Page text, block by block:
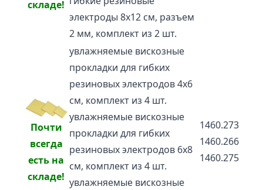
складе!
электроды 8х12 см, разъем
2 мм, комплект из 2 шт.
Почти
всегда
есть на
складе!
увлажняемые вискозные
прокладки для гибких
резиновых электродов 4х6
см, комплект из 4 шт.
увлажняемые вискозные
прокладки для гибких
резиновых электродов 6х8
см, комплект из 4 шт.
увлажняемые вискозные
1460.273
1460.266
1460.275